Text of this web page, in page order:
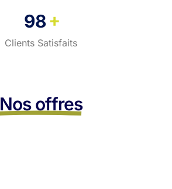
98+
Clients Satisfaits
Nos offres